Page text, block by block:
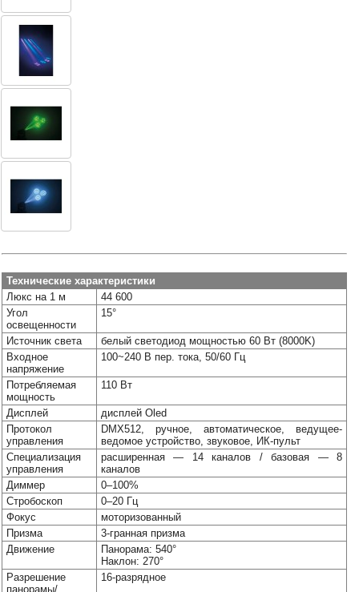
Технические характеристики
Люкс на 1 м
44 600
Угол
освещенности
15°
Источник света
белый светодиод мощностью 60 Вт (8000K)
Входное
напряжение
100~240 В пер. тока, 50/60 Гц
Потребляемая
мощность
110 Вт
Дисплей
дисплей Oled
Протокол
управления
DMX512, ручное, автоматическое, ведущее-
ведомое устройство, звуковое, ИК-пульт
Специализация
управления
расширенная — 14 каналов / базовая — 8
каналов
Диммер
0–100%
Стробоскоп
0–20 Гц
Фокус
моторизованный
Призма
3-гранная призма
Движение
Панорама: 540°
Наклон: 270°
Разрешение
панорамы/
16-разрядное